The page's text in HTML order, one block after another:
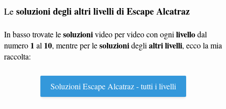
Le soluzioni degli altri livelli di Escape Alcatraz
In basso trovate lesoluzionivideo per video con ogni livellodal
numero 1 al 10, mentre per lesoluzionidegli altri livelli, ecco la mia
raccolta:
Soluzioni Escape Alcatraz - tutti i livelli